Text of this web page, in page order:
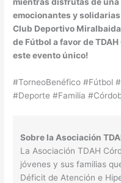
emocionantes y
Club Deportivo
de Fútbol a favor de
este evento único!
#TorneoBenéfico #Fútbol
#Deporte #Familia
Sobre la Asociación
La Asociación TDAH
jóvenes y sus familias
Déficit de Atención e